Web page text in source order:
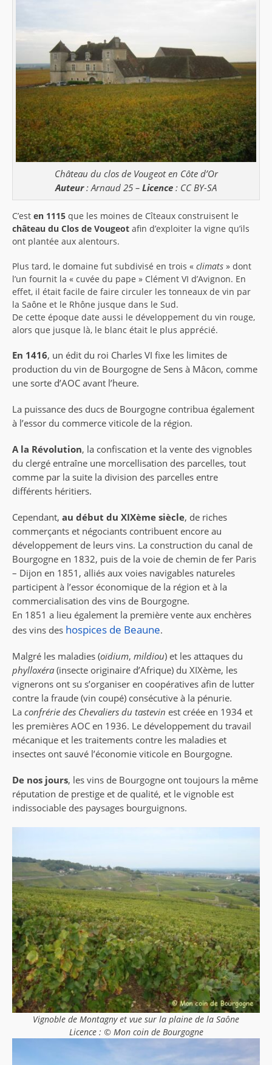
Château du clos de Vougeot en Côte d’Or
Auteur: Arnaud 25 –Licence: CC BY-SA
C’est en 1115 que les moines de Cîteaux construisent le
château du Clos de Vougeot afin d’exploiter la vigne qu’ils
ont plantée aux alentours.
Plus tard, le domaine fut subdivisé en trois « climats » dont
l’un fournit la « cuvée du pape » Clément VI d’Avignon. En
effet, il était facile de faire circuler les tonneaux de vin par
la Saône et le Rhône jusque dans le Sud.
De cette époque date aussi le développement du vin rouge,
alors que jusque là, le blanc était le plus apprécié.
En 1416, un édit du roi Charles VI fixe les limites de
production du vin de Bourgogne de Sens à Mâcon, comme
une sorte d’AOC avant l’heure.
La puissance des ducs de Bourgogne contribua également
à l’essor du commerce viticole de la région.
A la Révolution, la confiscation et la vente des vignobles
du clergé entraîne une morcellisation des parcelles, tout
comme par la suite la division des parcelles entre
différents héritiers.
Cependant, au début du XIXème siècle, de riches
commerçants et négociants contribuent encore au
développement de leurs vins. La construction du canal de
Bourgogne en 1832, puis de la voie de chemin de fer Paris
– Dijon en 1851, alliés aux voies navigables natureles
participent à l’essor économique de la région et à la
commercialisation des vins de Bourgogne.
En 1851 a lieu également la première vente aux enchères
des vins des hospices de Beaune.
Malgré les maladies (oïdium, mildiou) et les attaques du
phylloxéra(insecte originaire d’Afrique) du XIXème, les
vignerons ont su s’organiser en coopératives afin de lutter
contre la fraude (vin coupé) consécutive à la pénurie.
Laconfrérie des Chevaliers du tastevin est créée en 1934 et
les premières AOC en 1936. Le développement du travail
mécanique et les traitements contre les maladies et
insectes ont sauvé l’économie viticole en Bourgogne.
De nos jours, les vins de Bourgogne ont toujours la même
réputation de prestige et de qualité, et le vignoble est
indissociable des paysages bourguignons.
Vignoble de Montagny et vue sur la plaine de la Saône
Licence : © Mon coin de Bourgogne